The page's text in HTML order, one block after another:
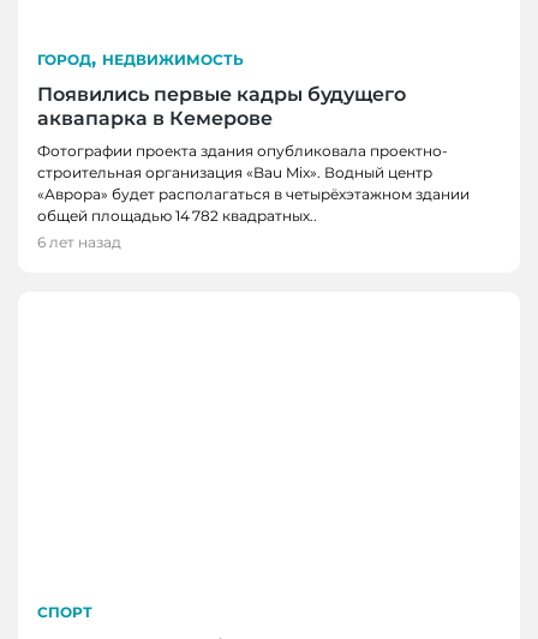
ГОРОД, НЕДВИЖИМОСТЬ
Появились первые кадры будущего
аквапарка в Кемерове
Фотографии проекта здания опубликовала проектно-
строительная организация «Bau Mix». Водный центр
«Аврора» будет располагаться в четырёхэтажном здании
общей площадью 14 782 квадратных..
6 лет назад
СПОРТ